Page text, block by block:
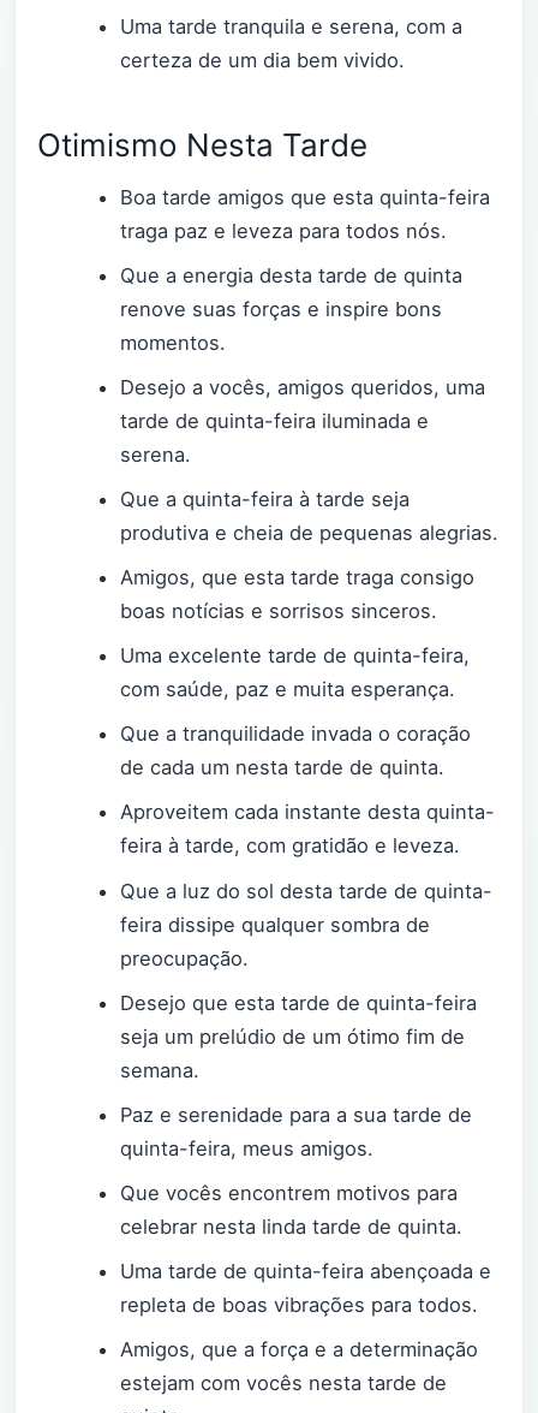
Uma tarde tranquila e serena, com a
certeza de um dia bem vivido.
Otimismo Nesta Tarde
Boa tarde amigos que esta quinta-feira
traga paz e leveza para todos nós.
Que a energia desta tarde de quinta
renove suas forças e inspire bons
momentos.
Desejo a vocês, amigos queridos, uma
tarde de quinta-feira iluminada e
serena.
Que a quinta-feira à tarde seja
produtiva e cheia de pequenas alegrias.
Amigos, que esta tarde traga consigo
boas notícias e sorrisos sinceros.
Uma excelente tarde de quinta-feira,
com saúde, paz e muita esperança.
Que a tranquilidade invada o coração
de cada um nesta tarde de quinta.
Aproveitem cada instante desta quinta-
feira à tarde, com gratidão e leveza.
Que a luz do sol desta tarde de quinta-
feira dissipe qualquer sombra de
preocupação.
Desejo que esta tarde de quinta-feira
seja um prelúdio de um ótimo fim de
semana.
Paz e serenidade para a sua tarde de
quinta-feira, meus amigos.
Que vocês encontrem motivos para
celebrar nesta linda tarde de quinta.
Uma tarde de quinta-feira abençoada e
repleta de boas vibrações para todos.
Amigos, que a força e a determinação
estejam com vocês nesta tarde de